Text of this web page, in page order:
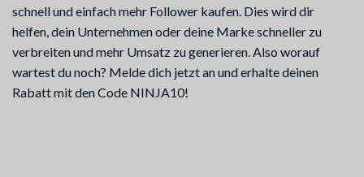
schnell und einfach mehr Follower kaufen. Dies wird dir
helfen, dein Unternehmen oder deine Marke schneller zu
verbreiten und mehr Umsatz zu generieren. Also worauf
wartest du noch? Melde dich jetzt an und erhalte deinen
Rabatt mit den Code NINJA10!